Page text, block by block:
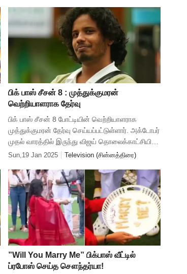
பிக் பாஸ் சீசன் 8 : முத்துக்குமரன்
வெற்றியாளராக தேர்வு
பிக் பாஸ் சீசன் 8 போட்டியின் வெற்றியாளராக
முத்துக்குமரன் தேர்வு செய்யப்பட்டுள்ளார். அக்டோபர்
முதல் வாரத்தில் இருந்து விஜய் தொலைக்காட்சியில்
ஒளிபரப்பாகி வந்தது பிக் பாஸ் சீசன் 8. இந்த
Sun,19 Jan 2025 Television (சின்னத்திரை)
”Will You Marry Me” பிக்பாஸ் வீட்டில்
ப்ரபோஸ் செய்த சௌந்தர்யா!